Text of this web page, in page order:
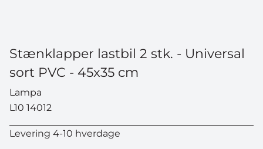
Stænklapper lastbil 2 stk. - Universal
sort PVC - 45x35 cm
Lampa
L10 14012
Levering 4-10 hverdage